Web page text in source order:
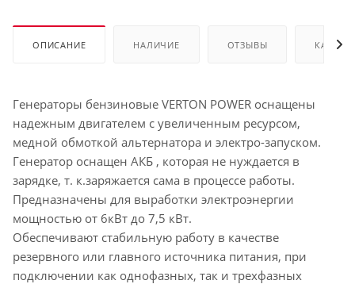
ОПИСАНИЕ НАЛИЧИЕ ОТЗЫВЫ КАК
Генераторы бензиновые VERTON POWER оснащены
надежным двигателем с увеличенным ресурсом,
медной обмоткой альтернатора и электро-запуском.
Генератор оснащен АКБ , которая не нуждается в
зарядке, т. к.заряжается сама в процессе работы.
Предназначены для выработки электроэнергии
мощностью от 6кВт до 7,5 кВт.
Обеспечивают стабильную работу в качестве
резервного или главного источника питания, при
подключении как однофазных, так и трехфазных